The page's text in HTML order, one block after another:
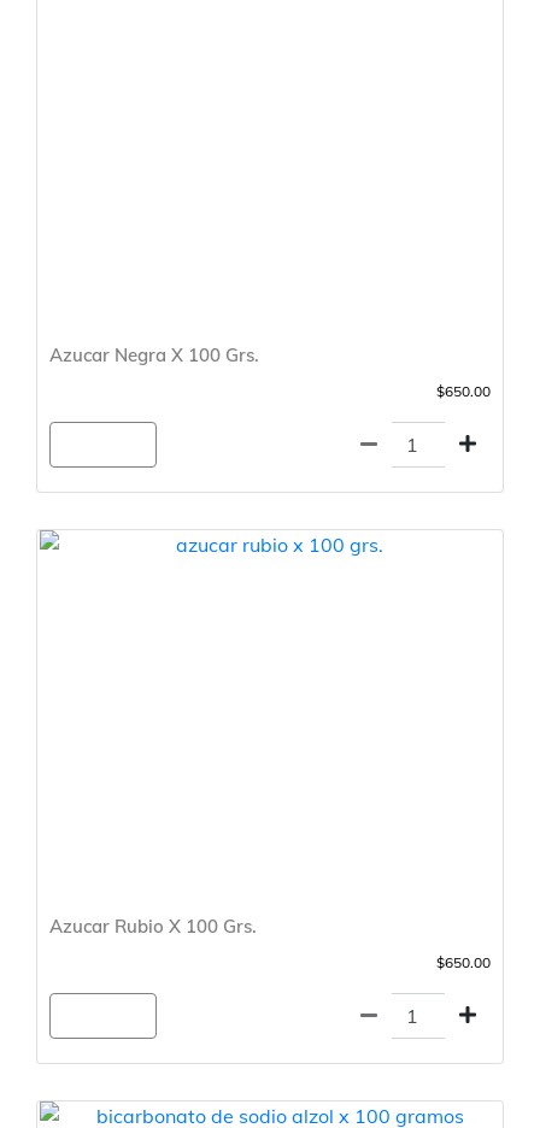
Azucar Negra X 100 Grs.
$650.00
Azucar Rubio X 100 Grs.
$650.00